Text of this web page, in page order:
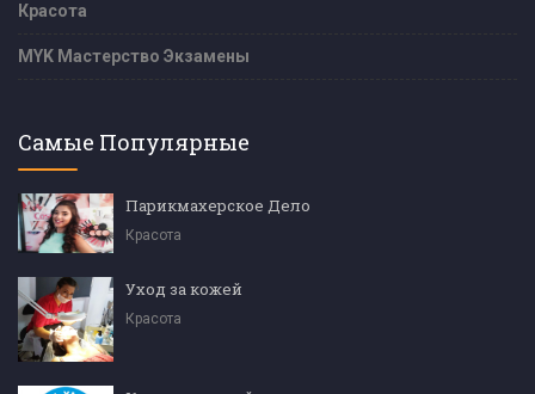
Красота
MYK Мастерство Экзамены
Самые Популярные
Парикмахерское Дело
Красота
Уход за кожей
Красота